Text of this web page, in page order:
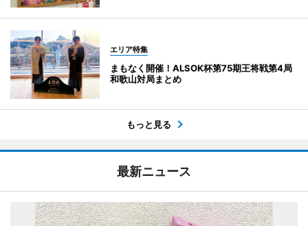
エリア特集
まもなく開催！ALSOK杯第75期王将戦第4局
和歌山対局まとめ
もっと見る
最新ニュース